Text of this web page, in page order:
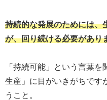
持続的な発展のためには、
が、回り続ける必要があり
「持続可能」という言葉
生産」に目がいきがちです
うこと。